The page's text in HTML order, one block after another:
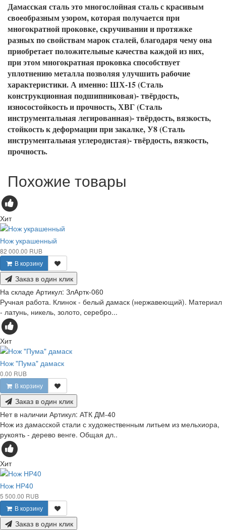
Дамасская сталь это многослойная сталь с красивым
своеобразным узором, которая получается при
многократной проковке, скручивании и протяжке
разных по свойствам марок сталей, благодаря чему она
приобретает положительные качества каждой из них,
при этом многократная проковка способствует
уплотнению металла позволяя улучшить рабочие
характеристики. А именно: ШХ-15 (Сталь
конструкционная подшипниковая)- твёрдость,
износостойкость и прочность, ХВГ (Сталь
инструментальная легированная)- твёрдость, вязкость,
стойкость к деформации при закалке, У8 (Сталь
инструментальная углеродистая)- твёрдость, вязкость,
прочность.
Похожие товары
Хит
Нож украшенный
82 000.00 RUB
В корзину
Заказ в один клик
На складе Артикул: ЗлАртк-060
Ручная работа. Клинок - белый дамаск (нержавеющий). Материал
- латунь, никель, золото, серебро...
Хит
Нож "Пума" дамаск
0.00 RUB
В корзину
Заказ в один клик
Нет в наличии Артикул: АТК ДМ-40
Нож из дамасской стали с художественным литьем из мельхиора,
рукоять - дерево венге. Общая дл..
Хит
Нож НР40
5 500.00 RUB
В корзину
Заказ в один клик